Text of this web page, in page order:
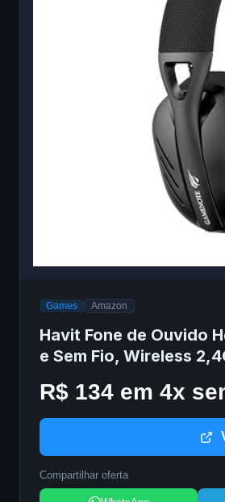
Games Amazon
Havit Fone de Ouvido
e Sem Fio, Wireless
R$ 134 em 4x
Compartilhar oferta